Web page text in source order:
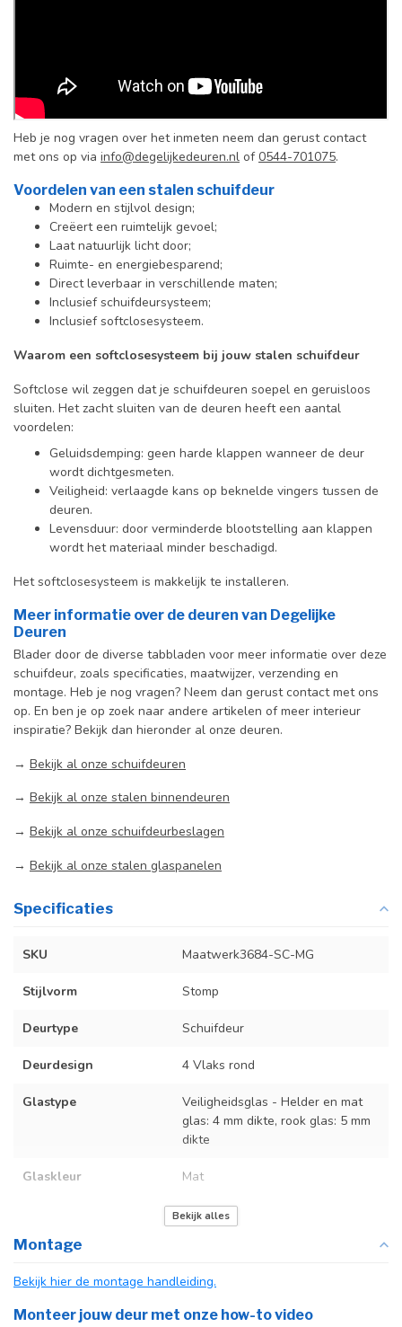
Heb je nog vragen over het inmeten neem dan gerust contact
met ons op via info@degelijkedeuren.nl of0544-701075.
Voordelen van een stalen schuifdeur
Modern en stijlvol design;
Creëert een ruimtelijk gevoel;
Laat natuurlijk licht door;
Ruimte- en energiebesparend;
Direct leverbaar in verschillende maten;
Inclusief schuifdeursysteem;
Inclusief softclosesysteem.
Waarom een softclosesysteem bij jouw stalen schuifdeur
Softclose wil zeggen dat je schuifdeuren soepel en geruisloos
sluiten. Het zacht sluiten van de deuren heeft een aantal
voordelen:
Geluidsdemping: geen harde klappen wanneer de deur
wordt dichtgesmeten.
Veiligheid: verlaagde kans op beknelde vingers tussen de
deuren.
Levensduur: door verminderde blootstelling aan klappen
wordt het materiaal minder beschadigd.
Het softclosesysteem is makkelijk te installeren.
Meer informatie over de deuren van Degelijke
Deuren
Blader door de diverse tabbladen voor meer informatie over deze
schuifdeur, zoals specificaties, maatwijzer, verzending en
montage. Heb je nog vragen? Neem dan gerust contact met ons
op. En ben je op zoek naar andere artikelen of meer interieur
inspiratie? Bekijk dan hieronder al onze deuren.
→ Bekijk al onze schuifdeuren
→ Bekijk al onze stalen binnendeuren
→ Bekijk al onze schuifdeurbeslagen
→ Bekijk al onze stalen glaspanelen
Specificaties
SKU Maatwerk3684-SC-MG
Stijlvorm Stomp
Deurtype Schuifdeur
Deurdesign 4 Vlaks rond
Glastype
Veiligheidsglas - Helder en mat
glas: 4 mm dikte, rook glas: 5 mm
dikte
Glaskleur Mat
Op maat gemaakt
Incl. deurgreep
Incl. systeem
Bekijk alles
Montage
Bekijk hier de montage handleiding.
Monteer jouw deur met onze how-to video